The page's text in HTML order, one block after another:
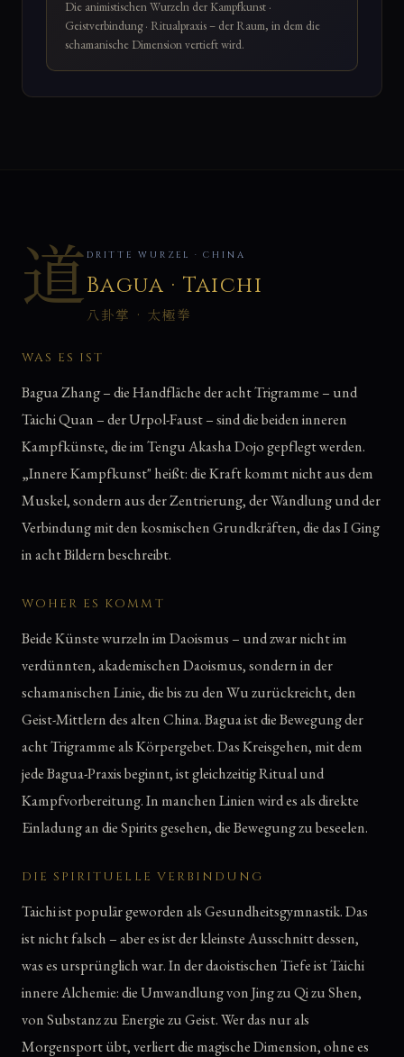
Die animistischen Wurzeln der Kampfkunst ·
Geistverbindung · Ritualpraxis – der Raum, in dem die
schamanische Dimension vertieft wird.
道 DRITTE WURZEL · CHINA
Bagua · Taichi
八卦掌 · 太極拳
WAS ES IST
Bagua Zhang – die Handfläche der acht Trigramme – und
Taichi Quan – der Urpol-Faust – sind die beiden inneren
Kampfkünste, die im Tengu Akasha Dojo gepflegt werden.
„Innere Kampfkunst" heißt: die Kraft kommt nicht aus dem
Muskel, sondern aus der Zentrierung, der Wandlung und der
Verbindung mit den kosmischen Grundkräften, die das I Ging
in acht Bildern beschreibt.
WOHER ES KOMMT
Beide Künste wurzeln im Daoismus – und zwar nicht im
verdünnten, akademischen Daoismus, sondern in der
schamanischen Linie, die bis zu den Wu zurückreicht, den
Geist-Mittlern des alten China. Bagua ist die Bewegung der
acht Trigramme als Körpergebet. Das Kreisgehen, mit dem
jede Bagua-Praxis beginnt, ist gleichzeitig Ritual und
Kampfvorbereitung. In manchen Linien wird es als direkte
Einladung an die Spirits gesehen, die Bewegung zu beseelen.
DIE SPIRITUELLE VERBINDUNG
Taichi ist populär geworden als Gesundheitsgymnastik. Das
ist nicht falsch – aber es ist der kleinste Ausschnitt dessen,
was es ursprünglich war. In der daoistischen Tiefe ist Taichi
innere Alchemie: die Umwandlung von Jing zu Qi zu Shen,
von Substanz zu Energie zu Geist. Wer das nur als
Morgensport übt, verliert die magische Dimension, ohne es